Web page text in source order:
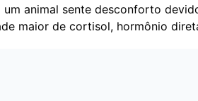
um animal sente desconforto
maior de cortisol, hormônio